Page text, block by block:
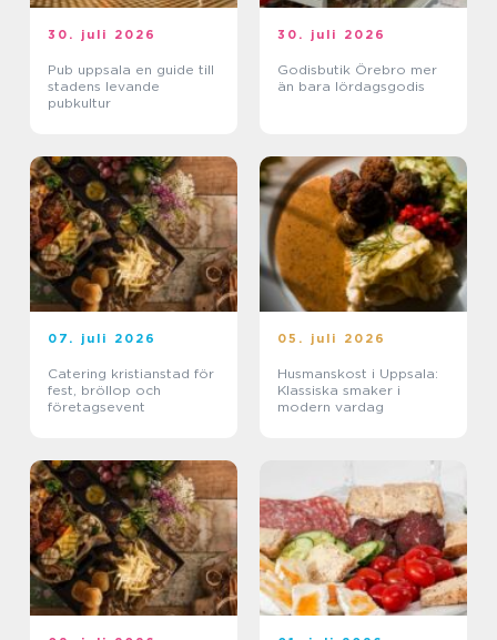
30. juli 2026
Pub uppsala en guide till
stadens levande
pubkultur
30. juli 2026
Godisbutik Örebro mer
än bara lördagsgodis
07. juli 2026
Catering kristianstad för
fest, bröllop och
företagsevent
05. juli 2026
Husmanskost i Uppsala:
Klassiska smaker i
modern vardag